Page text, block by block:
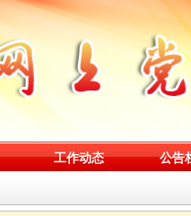
工作动态 公告